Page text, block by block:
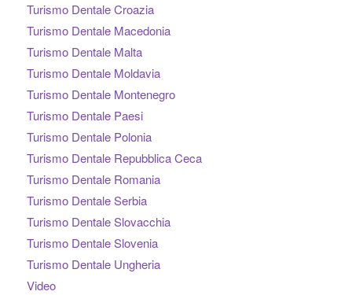
Turismo Dentale Croazia
Turismo Dentale Macedonia
Turismo Dentale Malta
Turismo Dentale Moldavia
Turismo Dentale Montenegro
Turismo Dentale Paesi
Turismo Dentale Polonia
Turismo Dentale Repubblica Ceca
Turismo Dentale Romania
Turismo Dentale Serbia
Turismo Dentale Slovacchia
Turismo Dentale Slovenia
Turismo Dentale Ungheria
Video